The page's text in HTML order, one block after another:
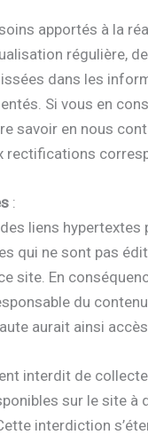
apportés à la
régulière,
dans les
Si vous en
savoir en nous
rectifications
:
liens hypertextes
qui ne sont pas
site. En
du
aurait ainsi accès.
interdit de
sur le site à
interdiction